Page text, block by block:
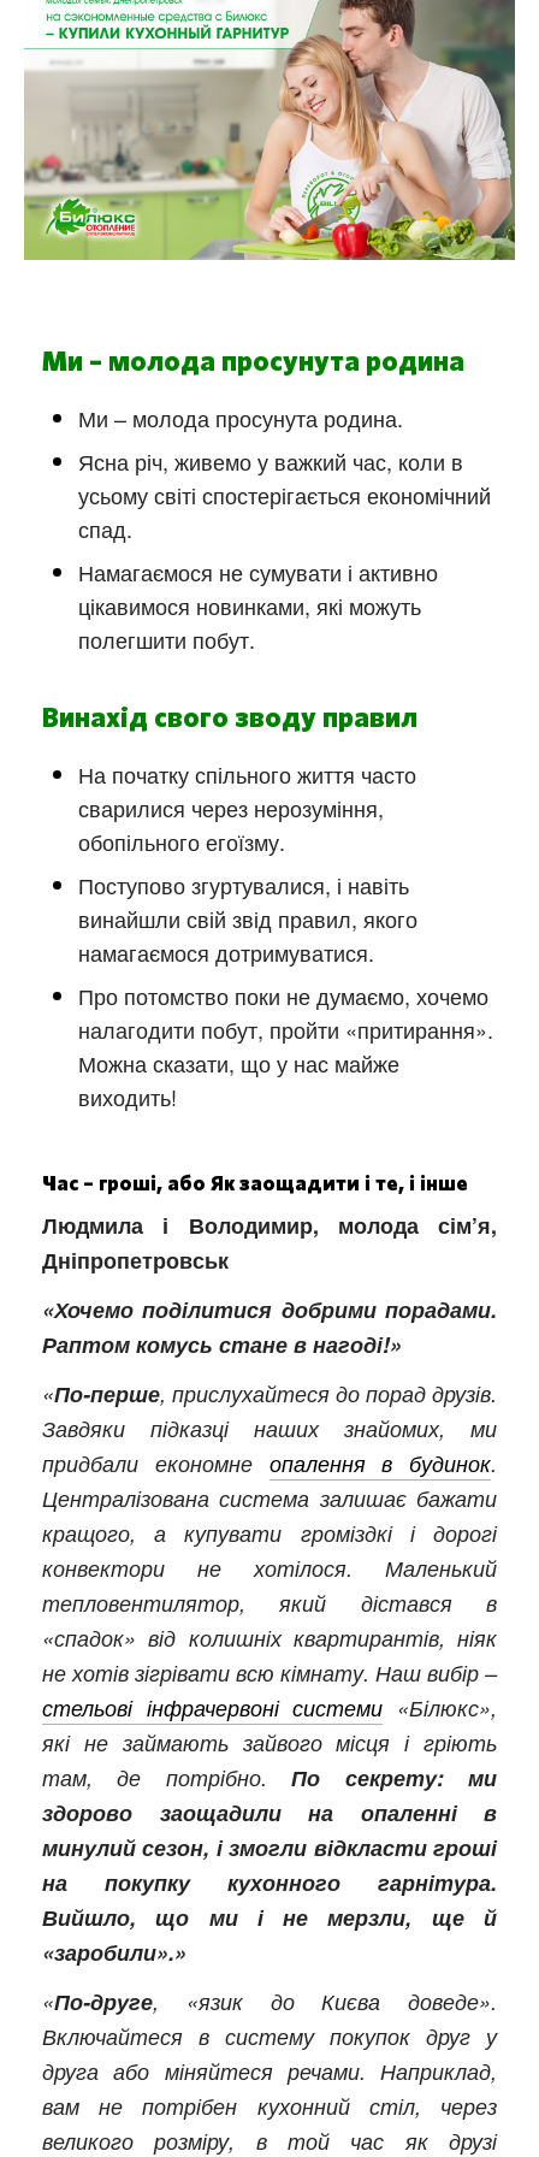
Ми – молода просунута родина
Ми – молода просунута родина.
Ясна річ, живемо у важкий час, коли в
усьому світі спостерігається економічний
спад.
Намагаємося не сумувати і активно
цікавимося новинками, які можуть
полегшити побут.
Винахід свого зводу правил
На початку спільного життя часто
сварилися через нерозуміння,
обопільного егоїзму.
Поступово згуртувалися, і навіть
винайшли свій звід правил, якого
намагаємося дотримуватися.
Про потомство поки не думаємо, хочемо
налагодити побут, пройти «притирання».
Можна сказати, що у нас майже
виходить!
Час – гроші, або Як заощадити і те, і інше
Людмила і Володимир, молода сім’я,
Дніпропетровськ
«Хочемо поділитися добрими порадами.
Раптом комусь стане в нагоді!»
«По-перше, прислухайтеся до порад друзів.
Завдяки підказці наших знайомих, ми
придбали економне опалення в будинок.
Централізована система залишає бажати
кращого, а купувати громіздкі і дорогі
конвектори не хотілося. Маленький
тепловентилятор, який дістався в
«спадок» від колишніх квартирантів, ніяк
не хотів зігрівати всю кімнату. Наш вибір –
стельові інфрачервоні системи «Білюкс»,
які не займають зайвого місця і гріють
там, де потрібно.По секрету: ми
здорово заощадили на опаленні в
минулий сезон, і змогли відкласти гроші
на покупку кухонного гарнітура.
Вийшло, що ми і не мерзли, ще й
«заробили».»
«По-друге, «язик до Києва доведе».
Включайтеся в систему покупок друг у
друга або міняйтеся речами. Наприклад,
вам не потрібен кухонний стіл, через
великого розміру, в той час як друзі